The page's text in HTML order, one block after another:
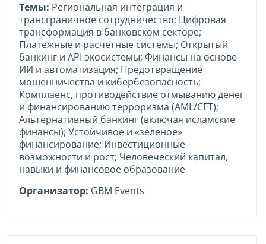
Темы: Региональная интеграция и
трансграничное сотрудничество; Цифровая
трансформация в банковском секторе;
Платежные и расчетные системы; Открытый
банкинг и API-экосистемы; Финансы на основе
ИИ и автоматизация; Предотвращение
мошенничества и кибербезопасность;
Комплаенс, противодействие отмыванию денег
и финансированию терроризма (AML/CFT);
Альтернативный банкинг (включая исламские
финансы); Устойчивое и «зеленое»
финансирование; Инвестиционные
возможности и рост; Человеческий капитал,
навыки и финансовое образование
Организатор: GBM Events